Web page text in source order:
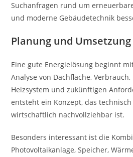
Suchanfragen rund um
und moderne Gebäudetechnik
Planung und Umsetzung
Eine gute Energielösung beginnt
Analyse von Dachfläche,
Heizsystem und zukünftigen
entsteht ein Konzept, das
wirtschaftlich nachvollziehbar ist.
Besonders interessant ist die
Photovoltaikanlage, Speicher,